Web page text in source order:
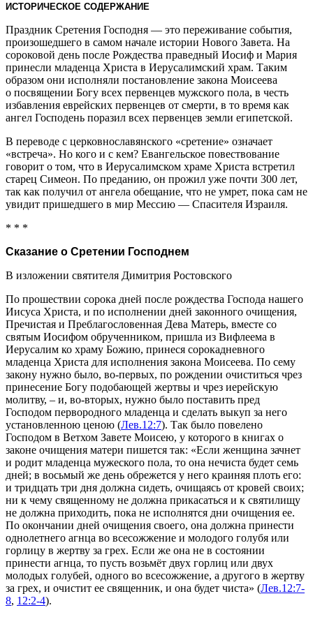
ИСТОРИЧЕСКОЕ СОДЕРЖАНИЕ
Праздник Сретения Господня — это переживание события,
произошедшего в самом начале истории Нового Завета. На
сороковой день после Рождества праведный Иосиф и Мария
принесли младенца Христа в Иерусалимский храм. Таким
образом они исполняли постановление закона Моисеева
о посвящении Богу всех первенцев мужского пола, в честь
избавления еврейских первенцев от смерти, в то время как
ангел Господень поразил всех первенцев земли египетской.
В переводе с церковнославянского «сретение» означает
«встреча». Но кого и с кем? Евангельское повествование
говорит о том, что в Иерусалимском храме Христа встретил
старец Симеон. По преданию, он прожил уже почти 300 лет,
так как получил от ангела обещание, что не умрет, пока сам не
увидит пришедшего в мир Мессию — Спасителя Израиля.
* * *
Сказание о Сретении Господнем
В изложении святителя Димитрия Ростовского
По прошествии сорока дней после рождества Господа нашего
Иисуса Христа, и по исполнении дней законного очищения,
Пречистая и Преблагословенная Дева Матерь, вместе со
святым Иосифом обрученником, пришла из Вифлеема в
Иерусалим ко храму Божию, принеся сорокадневного
младенца Христа для исполнения закона Моисеева. По сему
закону нужно было, во-первых, по рождении очиститься чрез
принесение Богу подобающей жертвы и чрез иерейскую
молитву, – и, во-вторых, нужно было поставить пред
Господом первородного младенца и сделать выкуп за него
установленною ценою (Лев.12:7). Так было повелено
Господом в Ветхом Завете Моисею, у которого в книгах о
законе очищения матери пишется так: «Если женщина зачнет
и родит младенца мужеского пола, то она нечиста будет семь
дней; в восьмый же день обрежется у него краиняя плоть его:
и тридцать три дня должна сидеть, очищаясь от кровей своих;
ни к чему священному не должна прикасаться и к святилищу
не должна приходить, пока не исполнятся дни очищения ее.
По окончании дней очищения своего, она должна принести
однолетнего агнца во всесожжение и молодого голубя или
горлицу в жертву за грех. Если же она не в состоянии
принести агнца, то пусть возьмёт двух горлиц или двух
молодых голубей, одного во всесожжение, а другого в жертву
за грех, и очистит ее священник, и она будет чиста» (Лев.12:7-
8, 12:2-4).